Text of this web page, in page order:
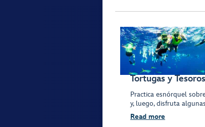
Tortugas y Tesoros
Practica esnórquel
y, luego, disfruta
Read more